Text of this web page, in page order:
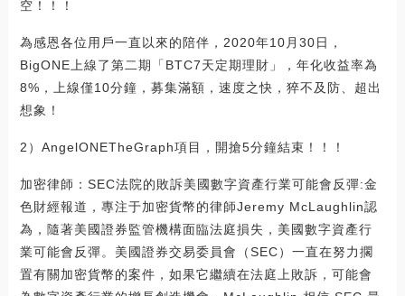
空！！！
為感恩各位用戶一直以來的陪伴，2020年10月30日，
BigONE上線了第二期「BTC7天定期理財」，年化收益率為
8%，上線僅10分鐘，募集滿額，速度之快，猝不及防、超出
想象！
2）AngelONETheGraph項目，開搶5分鐘結束！！！
加密律師：SEC法院的敗訴美國數字資產行業可能會反彈:金
色財經報道，專注于加密貨幣的律師Jeremy McLaughlin認
為，隨著美國證券監管機構面臨法庭損失，美國數字資產行
業可能會反彈。美國證券交易委員會（SEC）一直在努力擱
置有關加密貨幣的案件，如果它繼續在法庭上敗訴，可能會